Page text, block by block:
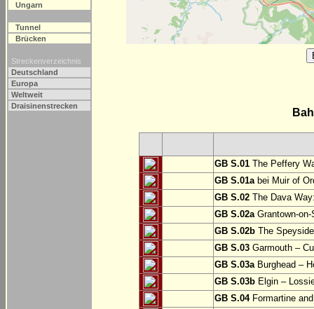
Ungarn
Tunnel
Brücken
Streckenverzeichnis
Deutschland
Europa
Weltweit
Draisinenstrecken
GB S.01 The Peffery
GB S.01abei Muir of
GB S.02 The Dava
GB S.02aGrantown-on-
GB S.02b The
GB S.03 Garmouth –
GB S.03aBurghead –
GB S.03b Elgin –
GB S.04Formartine